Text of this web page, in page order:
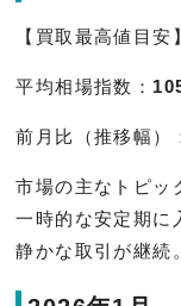
【買取最高値目安
平均相場指数：
前月比（推移幅）
市場の主なトピッ
一時的な安定期に
静かな取引が継続。